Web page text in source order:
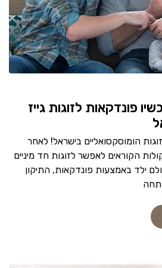
פונדקאות לזוגות גייז
הומוסקסואליים בישראל! לאחר
הקוראים לאפשר לזוגות חד מיניים
ילד באמצעות פונדקאות, התיקון